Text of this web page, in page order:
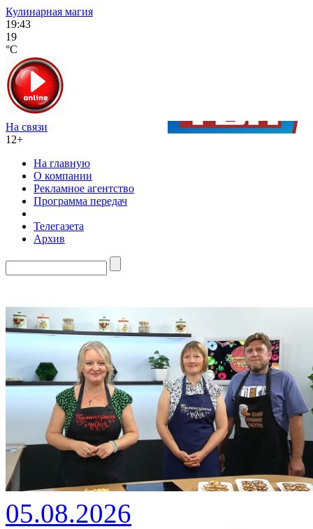
Кулинарная магия
19:43
19
°C
На связи
12+
На главную
О компании
Рекламное агентство
Программа передач
Телегазета
Архив
05.08.2026